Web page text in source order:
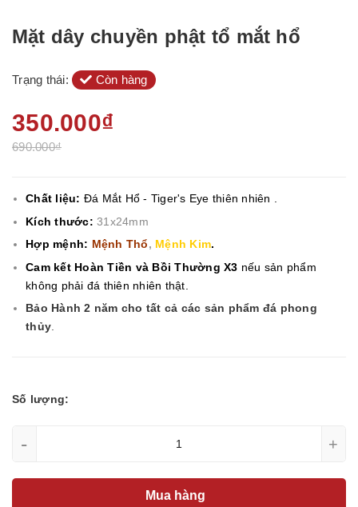
Mặt dây chuyền phật tổ mắt hổ
Trạng thái: Còn hàng
350.000₫
690.000₫
Chất liệu: Đá Mắt Hổ - Tiger's Eye thiên nhiên .
Kích thước: 31x24mm
Hợp mệnh: Mệnh Thổ, Mệnh Kim.
Cam kết Hoàn Tiền và Bồi Thường X3 nếu sản phẩm
không phải đá thiên nhiên thật.
Bảo Hành 2 năm cho tất cả các sản phẩm đá phong
thủy.
Số lượng:
- +
Mua hàng